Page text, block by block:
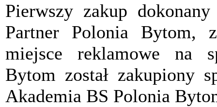
Pierwszy zakup
Partner Polonia Bytom,
miejsce reklamowe na
Bytom został zakupiony
Akademia BS Polonia